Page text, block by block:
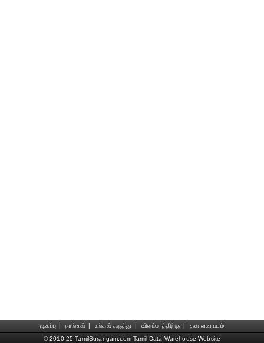
முகப்பு | நாங்கள் | உங்கள் கருத்து | விளம்பரத்திற்கு |
தள வரைபடம்
© 2010-25 TamilSurangam.com Tamil Data Warehouse Website